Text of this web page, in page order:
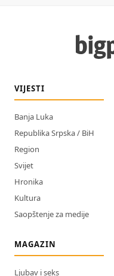
VIJESTI
Banja Luka
Republika Srpska / BiH
Region
Svijet
Hronika
Kultura
Saopštenje za medije
MAGAZIN
Ljubav i seks